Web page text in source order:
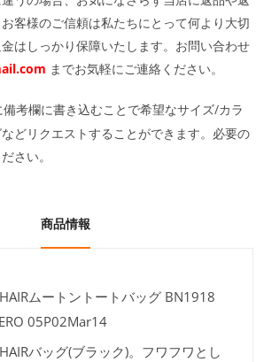
客様のご信頼は私たちにとって何より大切
はしっかり保障いたします。お問い合わせ
までお気軽にご連絡ください。
考欄に書き込むことで希望なサイズ/カラ
どリクエストすることができます。必要の
さい。
商品情報
ムートントートバッグ BN1918
05P02Mar14
バッグ(ブラック)。フワフワとし